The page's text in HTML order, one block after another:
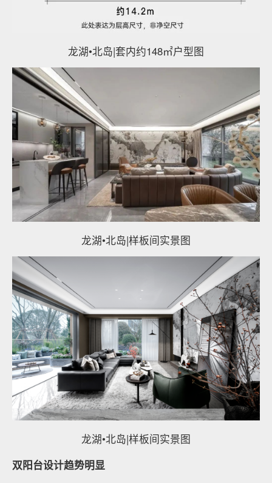
龙湖•北岛|套内约148㎡户型图
龙湖•北岛|样板间实景图
龙湖•北岛|样板间实景图
双阳台设计趋势明显